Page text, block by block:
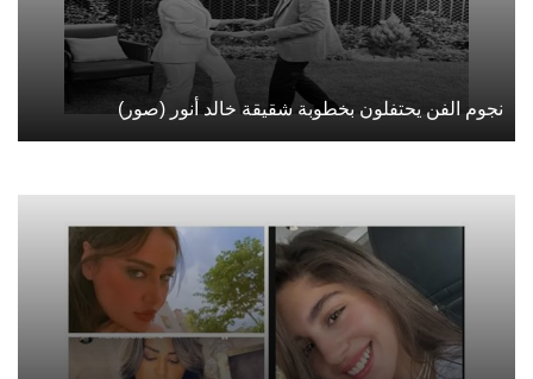
نجوم الفن يحتفلون بخطوبة شقيقة خالد أنور (صور)